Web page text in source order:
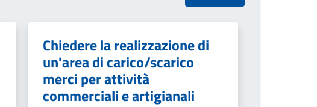
Chiedere la realizzazione di
un'area di carico/scarico
merci per attività
commerciali e artigianali